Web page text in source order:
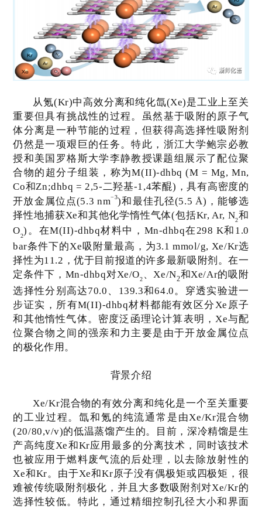
从氪(Kr)中高效分离和纯化氙(Xe)是工业上至关
重要但具有挑战性的过程。虽然基于吸附的原子气
体分离是一种节能的过程，但获得高选择性吸附剂
仍然是一项艰巨的任务。特此， 浙江大学鲍宗必教
授和美国罗格斯大学李静教授课题组 展示了配位聚
合物的超分子组装，称为M(II)-dhbq (M = Mg, Mn,
Co和Zn;dhbq = 2,5-二羟基-1,4苯醌) ，具有高密度的
开放金属位点(5.3 nm−3)和最佳孔径(5.5 Å) ，能够选
择性地捕获Xe和其他化学惰性气体(包括Kr, Ar, N2和
O2) 。在M(II)-dhbq材料中， Mn-dhbq在298 K和 1.0
bar条件下的Xe吸附量最高，为3.1 mmol/g, Xe/Kr选
择性为11.2 ，优于目前报道的许多最新吸附剂。在一
定条件下， Mn-dhbq对Xe/O2 、 Xe/N2和Xe/Ar的吸附
选择性分别高达70.0 、 139.3和64.0。穿透实验进一
步证实，所有M(II)-dhbq材料都能有效区分Xe 原子
和其他惰性气体。密度泛函理论计算表明，Xe与配
位聚合物之间的强亲和力主要是由于开放金属位点
的极化作用。
背景介绍
Xe/Kr混合物的有效分离和纯化是一个至关重要
的工业过程。氙和氪的纯流通常是由Xe/Kr混合物
(20/80,v/v)的低温蒸馏产生的。目前，深冷精馏是生
产高纯度Xe和Kr应用最多的分离技术，同时该技术
也被应用于燃料废气流的后处理，以去除放射性的
Xe和Kr。由于Xe和Kr原子没有偶极矩或四极矩，很
难被传统吸附剂极化，并且大多数吸附剂对Xe/Kr的
选择性较低。特此，通过精细控制孔径大小和界面